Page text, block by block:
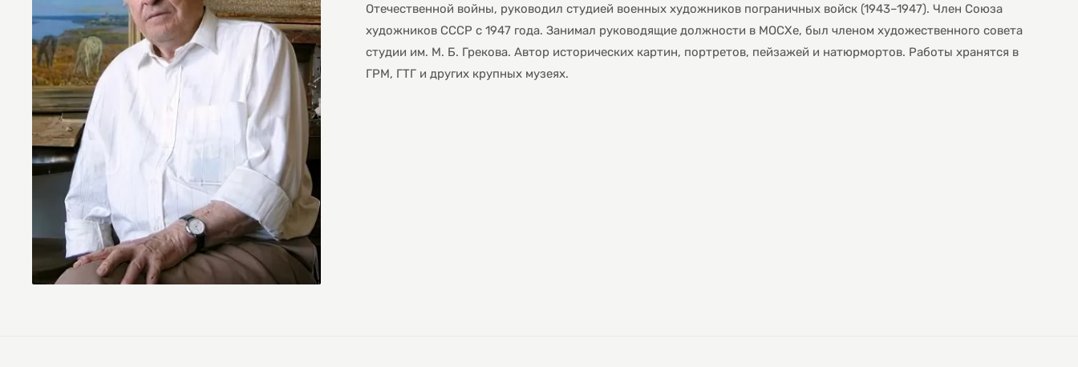
Отечественной войны, руководил студией военных художников пограничных войск (1943–1947). Член Союза
художников СССР с 1947 года. Занимал руководящие должности в МОСХе, был членом художественного совета
студии им. М. Б. Грекова. Автор исторических картин, портретов, пейзажей и натюрмортов. Работы хранятся в
ГРМ, ГТГ и других крупных музеях.